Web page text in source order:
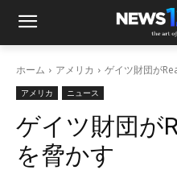
ホーム アメリカ ゲイツ財団が
アメリカ ニュース
ゲイツ財団が
を脅かす